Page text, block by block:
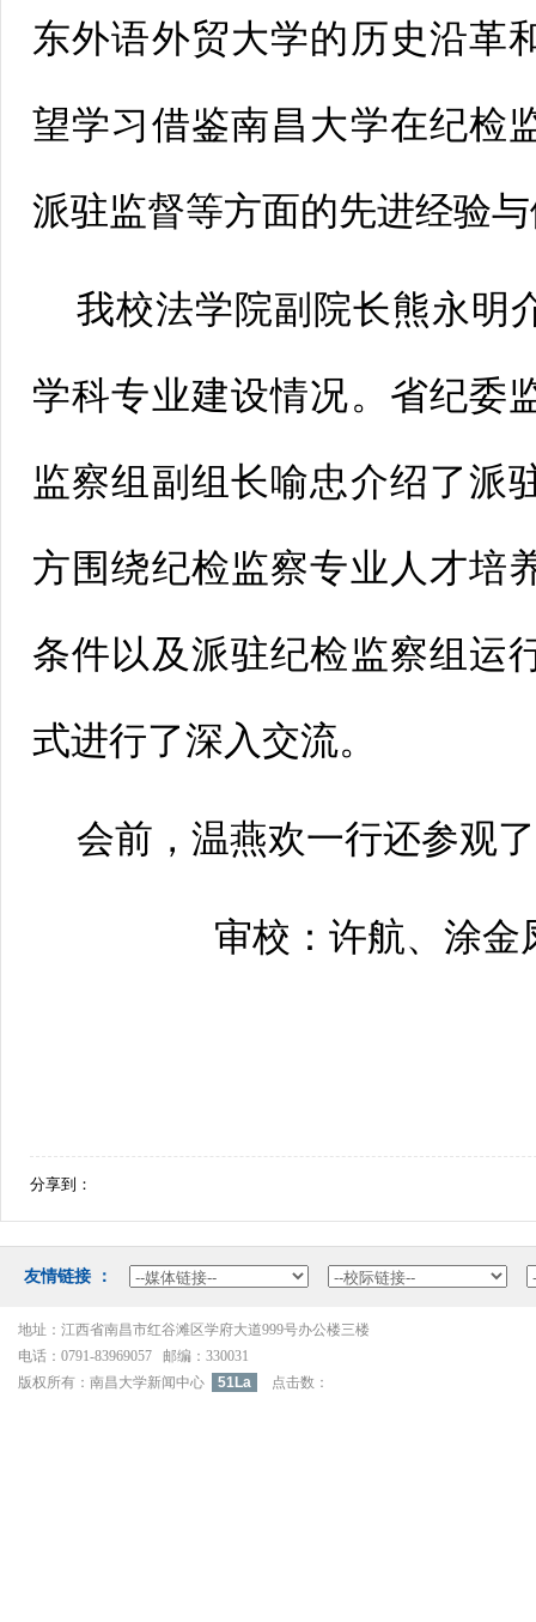
东外语外贸大学的历史沿革
望学习借鉴南昌大学在纪检
派驻监督等方面的先进经验
我校法学院副院长熊永明
学科专业建设情况。省纪委
监察组副组长喻忠介绍了派
方围绕纪检监察专业人才培
条件以及派驻纪检监察组运
式进行了深入交流。
会前，温燕欢一行还参观
审校：许航、涂金
分享到：
友情链接：
地址：江西省南昌市红谷滩区学府大道999号办公楼三楼
电话：0791-83969057邮编：330031
版权所有：南昌大学新闻中心
51La 点击数：